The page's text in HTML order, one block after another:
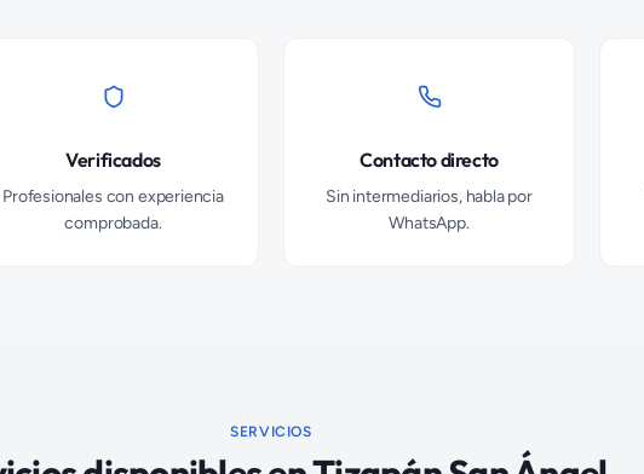
Verificados
Profesionales con experiencia
comprobada.
Contacto directo
Sin intermediarios, habla por
WhatsApp.
SERVICIOS